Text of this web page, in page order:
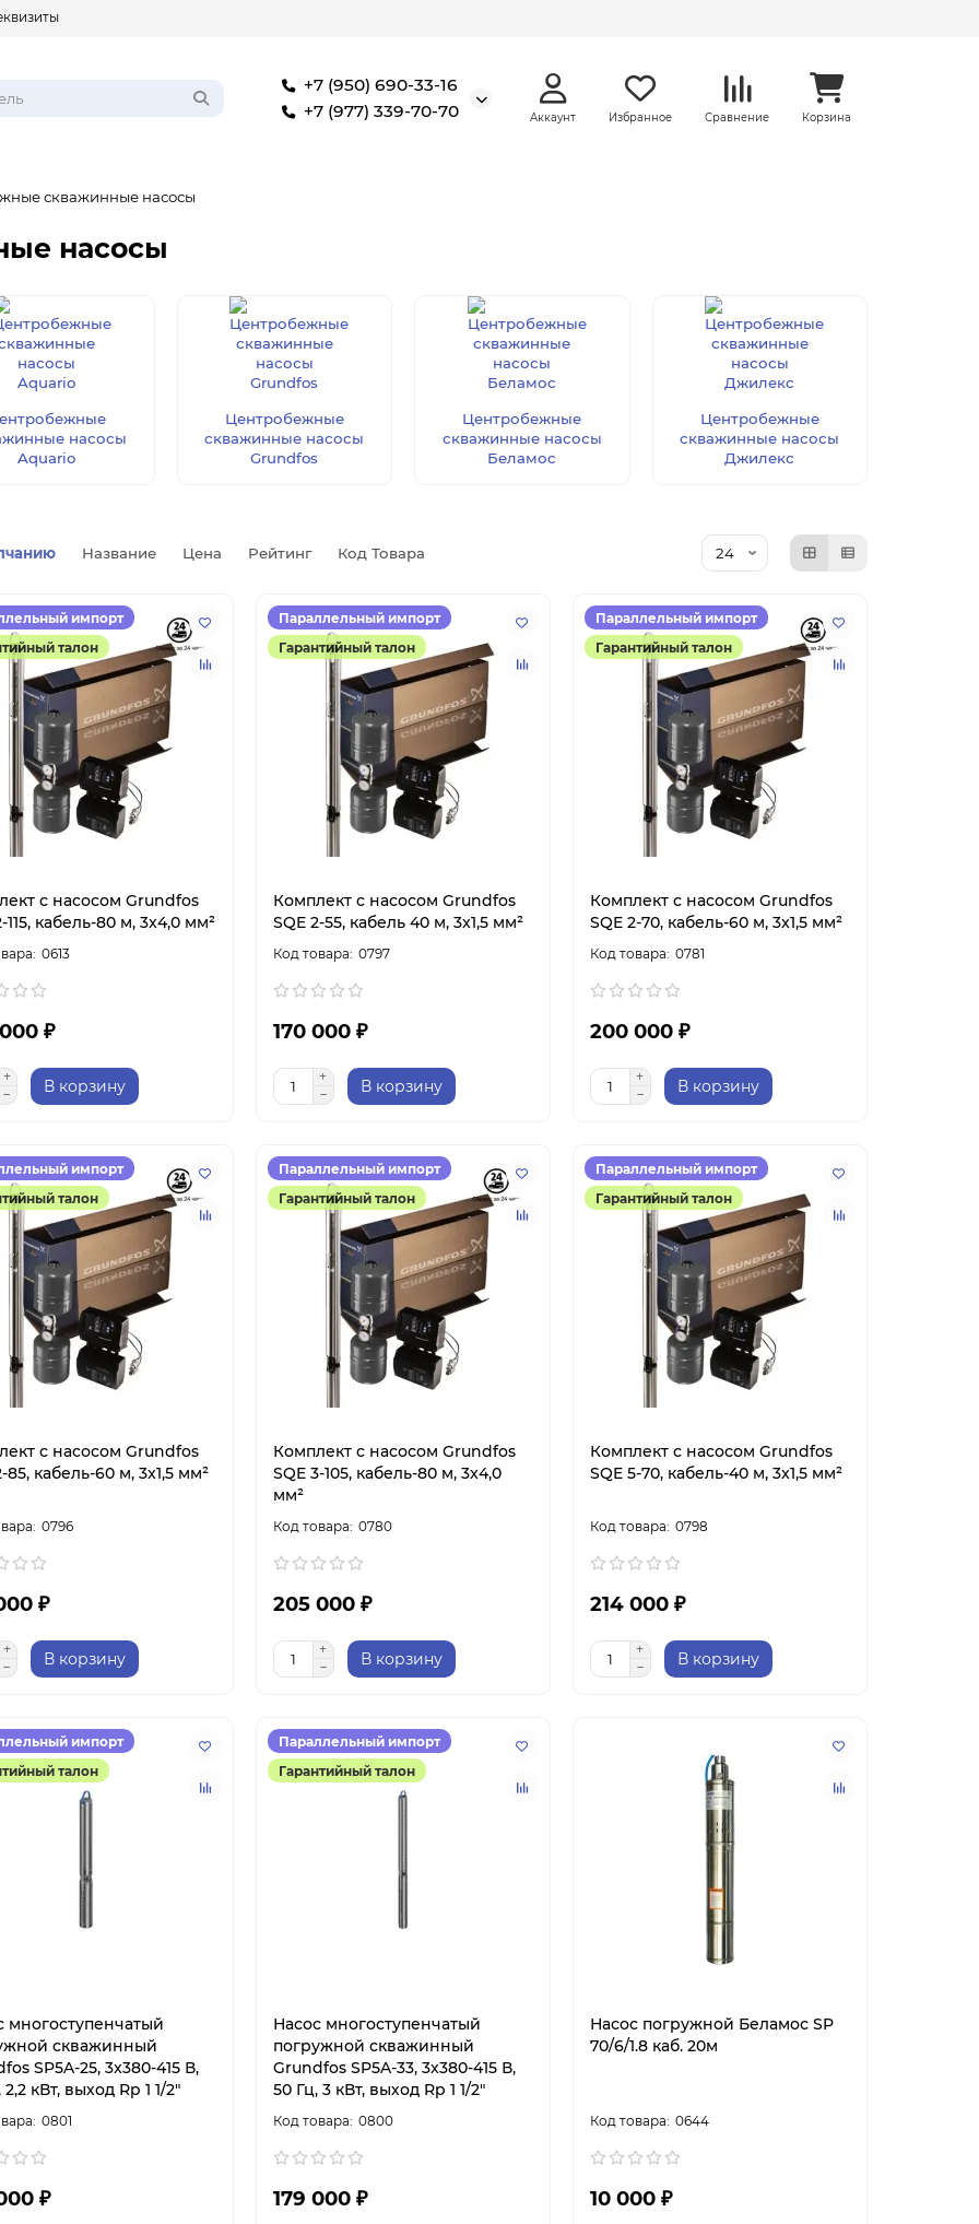
+7 (950) 690-33-16
+7 (977) 339-70-70
Аккаунт Избранное Сравнение Корзина
скважинные насосы
насосы
насосы
Aquario
Центробежные
скважинные насосы
Grundfos
Центробежные
скважинные насосы
Беламос
Центробежные
скважинные насосы
Джилекс
Название Цена Рейтинг Код Товара
импорт
талон
с насосом Grundfos
115, кабель-80 м, 3x4,0 мм²
0613
₽
В корзину
Параллельный импорт
Гарантийный талон
Комплект с насосом Grundfos
SQE 2-55, кабель 40 м, 3x1,5 мм²
0797
170 000 ₽
В корзину
Параллельный импорт
Гарантийный талон
Комплект с насосом Grundfos
SQE 2-70, кабель-60 м, 3x1,5 мм²
0781
200 000 ₽
В корзину
импорт
талон
с насосом Grundfos
85, кабель-60 м, 3x1,5 мм²
0796
₽
В корзину
Параллельный импорт
Гарантийный талон
Комплект с насосом Grundfos
SQE 3-105, кабель-80 м, 3x4,0
мм²
0780
205 000 ₽
В корзину
Параллельный импорт
Гарантийный талон
Комплект с насосом Grundfos
SQE 5-70, кабель-40 м, 3x1,5 мм²
0798
214 000 ₽
В корзину
импорт
талон
многоступенчатый
скважинный
SP5A-25, 3x380-415 В,
2,2 кВт, выход Rp 1 1/2"
0801
₽
Параллельный импорт
Гарантийный талон
Насос многоступенчатый
погружной скважинный
Grundfos SP5A-33, 3x380-415 В,
50 Гц, 3 кВт, выход Rp 1 1/2"
0800
179 000 ₽
Насос погружной Беламос SP
70/6/1.8 каб. 20м
0644
10 000 ₽